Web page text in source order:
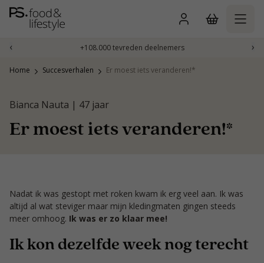
Naar
inhoud
‹ +108.000 tevreden deelnemers ›
Home Succesverhalen Er moest iets veranderen!*
Bianca Nauta | 47 jaar
Er moest iets veranderen!*
Nadat ik was gestopt met roken kwam ik erg veel aan. Ik was
altijd al wat steviger maar mijn kledingmaten gingen steeds
meer omhoog. Ik was er zo klaar mee!
Ik kon dezelfde week nog terecht